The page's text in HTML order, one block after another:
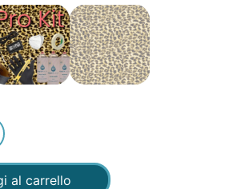
al carrello